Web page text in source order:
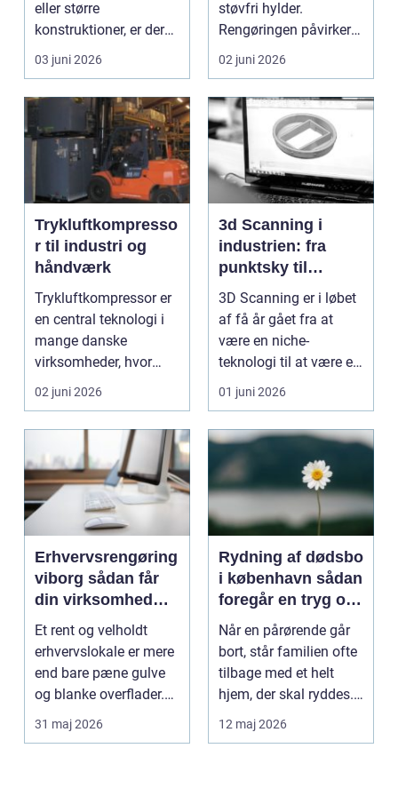
eller større
konstruktioner, er der
én ting, der altid ska...
03 juni 2026
støvfri hylder.
Rengøringen påvirker
kundernes
førstehåndsind...
02 juni 2026
Trykluftkompresso
r til industri og
håndværk
Trykluftkompressor er
en central teknologi i
mange danske
virksomheder, hvor
stabil forsyning af try...
02 juni 2026
3d Scanning i
industrien: fra
punktsky til
præcist
projektgrundlag
3D Scanning er i løbet
af få år gået fra at
være en niche-
teknologi til at være et
helt almindeligt ...
01 juni 2026
Erhvervsrengøring
viborg sådan får
din virksomhed
mere tid og bedre
arbejdsmiljø
Et rent og velholdt
erhvervslokale er mere
end bare pæne gulve
og blanke overflader.
Rengøringen påv...
31 maj 2026
Rydning af dødsbo
i københavn sådan
foregår en tryg og
effektiv proces
Når en pårørende går
bort, står familien ofte
tilbage med et helt
hjem, der skal ryddes.
Møbler, per...
12 maj 2026